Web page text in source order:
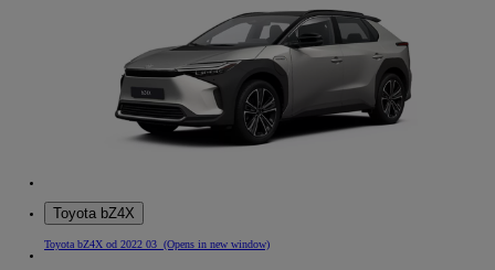
Toyota bZ4X
Toyota bZ4X od 2022 03 (Opens in new window)